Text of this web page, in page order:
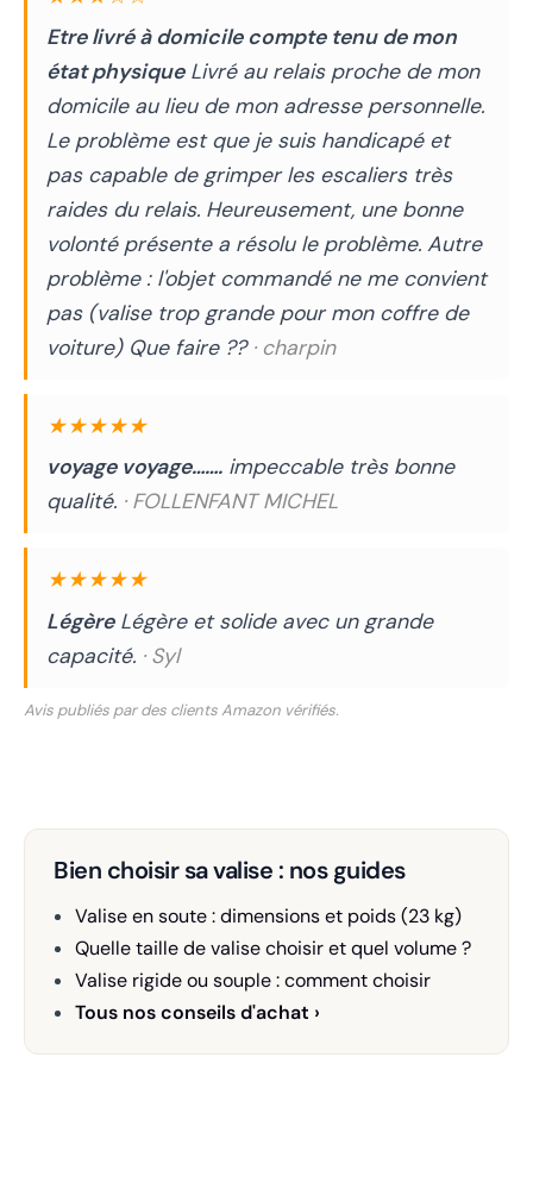
Etre livré à domicile compte tenu de mon
état physiqueLivré au relais proche de mon
domicile au lieu de mon adresse personnelle.
Le problème est que je suis handicapé et
pas capable de grimper les escaliers très
raides du relais. Heureusement, une bonne
volonté présente a résolu le problème. Autre
problème : l'objet commandé ne me convient
pas (valise trop grande pour mon coffre de
voiture) Que faire ?? · charpin
★★★★★
voyage voyage……. impeccable très bonne
qualité. · FOLLENFANT MICHEL
★★★★★
LégèreLégère et solide avec un grande
capacité. · Syl
Avis publiés par des clients Amazon vérifiés.
Bien choisir sa valise : nos guides
Valise en soute : dimensions et poids (23 kg)
Quelle taille de valise choisir et quel volume ?
Valise rigide ou souple : comment choisir
Tous nos conseils d'achat ›